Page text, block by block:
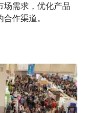
场需求，优化产品
作渠道。